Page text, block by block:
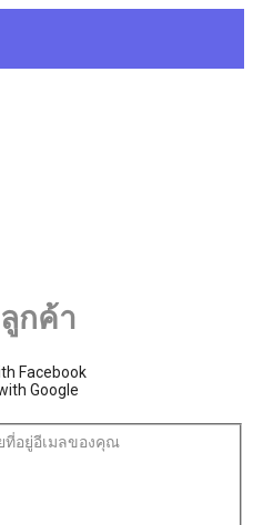
กค้า
Facebook
Google
อยู่อีเมลของคุณ